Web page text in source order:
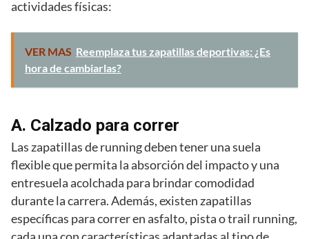
actividades físicas:
VER MAS Reemplaza tus zapatillas deportivas: ¿Es
hora de cambiarlas?
A. Calzado para correr
Las zapatillas de running deben tener una suela
flexible que permita la absorción del impacto y una
entresuela acolchada para brindar comodidad
durante la carrera. Además, existen zapatillas
específicas para correr en asfalto, pista o trail running,